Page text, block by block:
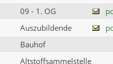
09 - 1. OG
Auszubildende
Bauhof
Altstoffsammelstelle